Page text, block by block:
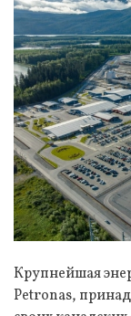
Крупнейшая
Petronas,